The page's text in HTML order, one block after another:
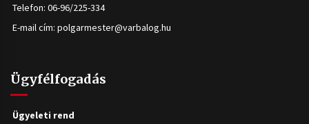
Telefon: 06-96/225-334
E-mail cím: polgarmester@varbalog.hu
Ügyfélfogadás
Ügyeleti rend